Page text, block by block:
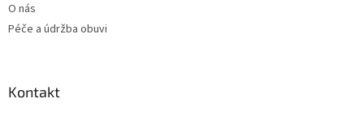
O nás
Péče a údržba obuvi
Kontakt